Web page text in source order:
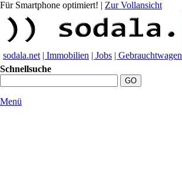
Für Smartphone optimiert! | Zur Vollansicht
sodala.net | Immobilien | Jobs | Gebrauchtwagen
Schnellsuche
Menü